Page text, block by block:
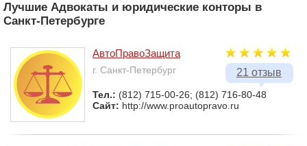
Лучшие Адвокаты и юридические конторы в
Санкт-Петербурге
21 отзыв
АвтоПравоЗащита
г. Санкт-Петербург
Тел.: (812) 715-00-26; (812) 716-80-48
Сайт: http://www.proautopravo.ru